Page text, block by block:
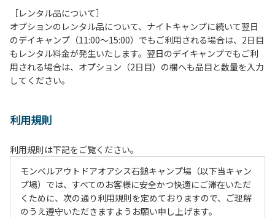
［レンタル品について］
オプションのレンタル品について、ナイトキャンプに続いて翌日
のデイキャンプ（11:00～15:00）でもご利用される場合は、2日目
もレンタル料金が発生いたします。翌日のデイキャンプでもご利
用される場合は、オプション（2日目）の欄へも品目と数量を入力
してください。
利用規則
利用規則は下記をご覧ください。
モンベルアウトドアオアシス⽯鎚キャンプ場（以下当キャン
プ場）では、すべてのお客様に安全かつ快適にご滞在いただ
くために、次の通り利⽤規則を定めておりますので、ご理解
のうえ遵守いただきますようお願い申し上げます。